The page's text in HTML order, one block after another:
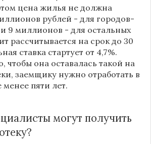
цена жилья не должна
рублей - для городов-
9 миллионов - для остальных
рассчитывается на срок до 30
ставка стартует от 4,7%.
чтобы она оставалась такой на
заемщику нужно отработать в
пяти лет.
могут получить